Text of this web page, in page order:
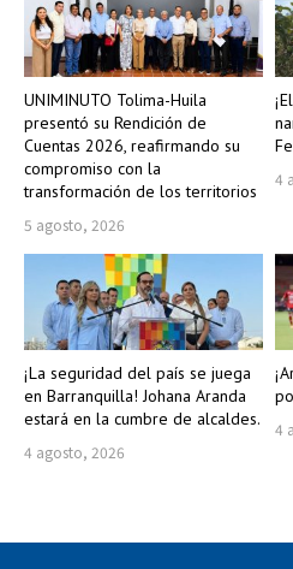
UNIMINUTO Tolima-Huila
presentó su Rendición de
Cuentas 2026, reafirmando su
compromiso con la
transformación de los territorios
5 agosto, 2026
4
¡La seguridad del país se juega
en Barranquilla! Johana Aranda
estará en la cumbre de alcaldes.
4 agosto, 2026
4